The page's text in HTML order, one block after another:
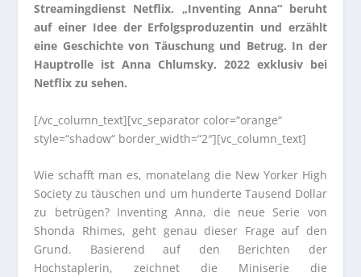
Streamingdienst Netflix. „Inventing Anna“ beruht
auf einer Idee der Erfolgsproduzentin und erzählt
eine Geschichte von Täuschung und Betrug. In der
Hauptrolle ist Anna Chlumsky. 2022 exklusiv bei
Netflix zu sehen.
[/vc_column_text][vc_separator color=“orange“
style=“shadow“ border_width=“2″][vc_column_text]
Wie schafft man es, monatelang die New Yorker High
Society zu täuschen und um hunderte Tausend Dollar
zu betrügen? Inventing Anna, die neue Serie von
Shonda Rhimes, geht genau dieser Frage auf den
Grund. Basierend auf den Berichten der
Hochstaplerin, zeichnet die Miniserie die